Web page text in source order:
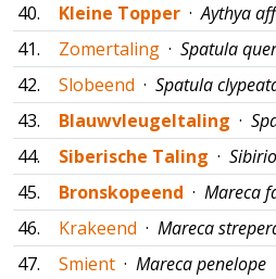
40.
Kleine Topper ·Aythya
41.
Zomertaling · Spatula
42.
Slobeend · Spatula
43.
Blauwvleugeltaling ·
44.
Siberische Taling ·
45.
Bronskopeend · Mareca
46.
Krakeend · Mareca
47.
Smient · Mareca penelope